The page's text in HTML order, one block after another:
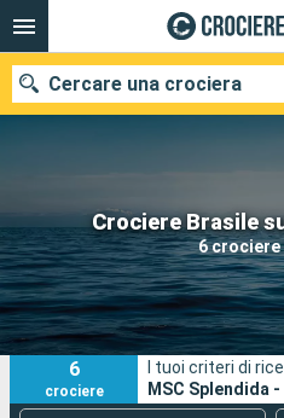
Crociere Brasile
6
Cercare una crociera
Le nostre destinazioni
Mesi di partenza
Porti
6
crociere
I tuoi criteri di
MSC Splendida